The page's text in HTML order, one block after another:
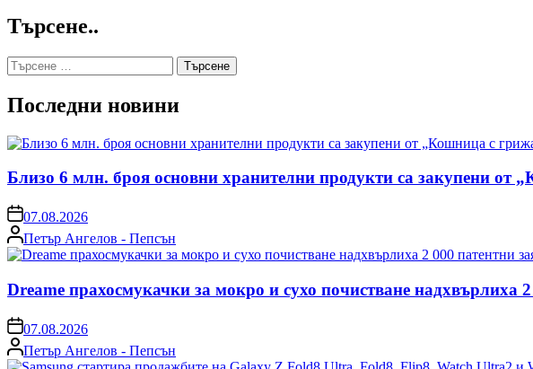
Търсене..
Търсене
за:
Последни новини
Близо 6 млн. броя основни хранителни продукти са закупени от
on07.08.2026
Posted
by
Петър Ангелов - Пепсън
Dreame прахосмукачки за мокро и сухо почистване надхвърлиха
on07.08.2026
Posted
by
Петър Ангелов - Пепсън